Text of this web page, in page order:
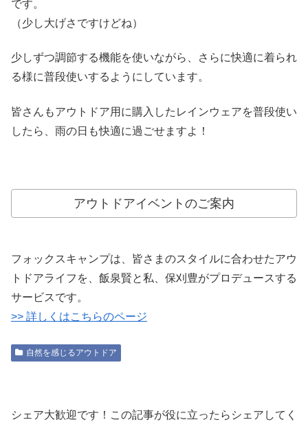
です。
（少し大げさですけどね）
少しずつ調節する機能を使いながら、さらに快適に着られ
る様に普段使いするようにしています。
皆さんもアウトドア用に購入したレインウェアを普段使い
したら、雨の日も快適に過ごせますよ！
アウトドアイベントのご案内
フォックスキャンプは、皆さまのスタイルに合わせたアウ
トドアライフを、飯泉賢と私、保刈豊がプロデュースする
サービスです。
>> 詳しくはこちらのページ
自然を感じるアウトドア
シェア大歓迎です！この記事が役に立ったらシェアしてく